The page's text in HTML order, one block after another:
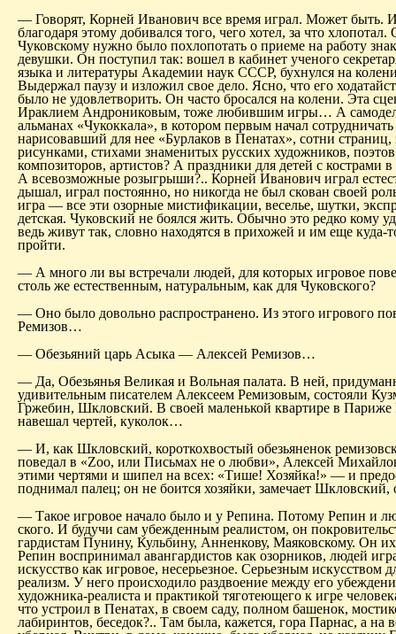
— Говорят, Корней Иванович все время играл. Может быть.
благодаря этому добивался того, чего хотел, за что
Чуков­скому нужно было похлопотать о приеме на работу
девушки. Он посту­пил так: вошел в кабинет ученого
языка и литературы Академии наук СССР, бухнулся на
Выдержал паузу и изложил свое дело. Ясно, что его
было не удовлетворить. Он часто бросался на колени. Эта
Ираклием Андрониковым, тоже любившим игры… А
альманах «Чукоккала», в котором первым начал
нарисовавший для нее «Бурлаков в Пенатах», сотни
рисунками, стихами знаменитых русских художников,
композиторов, артистов? А праздники для детей с кострами
А всевозможные розыгрыши?.. Корней Иванович играл
дышал, играл постоянно, но никогда не был скован своей
игра — все эти озорные мистификации, веселье, шутки,
детская. Чуковский не боялся жить. Обычно это редко кому
ведь живут так, словно находятся в прихожей и им еще куда-
пройти.
— А много ли вы встречали людей, для которых игровое
столь же естественным, натуральным, как для Чуковского?
— Оно было довольно распространено. Из этого игрового
Ремизов…
— Обезьяний царь Асыка — Алексей Ремизов…
— Да, Обезьянья Великая и Вольная палата. В ней,
удивительным писателем Алексеем Ремизовым, состояли
Гржебин, Шкловский. В своей маленькой квартире в Париже
навешал чертей, куколок…
— И, как Шкловский, короткохвостый обезьяненок
поведал в «Zoo, или Письмах не о любви», Алексей
этими чертями и шипел на всех: «Тише! Хозяйка!» — и
поднимал палец; он не боится хозяйки, замечает Шкловский,
— Такое игровое начало было и у Репина. Потому Репин и
ского. И будучи сам убежденным реалистом, он
гарди­стам Пунину, Кульбину, Анненкову, Маяковскому. Он
Репин воспринимал авангардистов как озорников, людей
искусство как игровое, несерьезное. Серьезным искусством
реализм. У него происходило раздвоение между его
художника-реалиста и практи­кой тяготеющего к игре
что устроил в Пенатах, в своем саду, полном башенок,
лабиринтов, беседок?.. Там была, кажется, гора Парнас, а